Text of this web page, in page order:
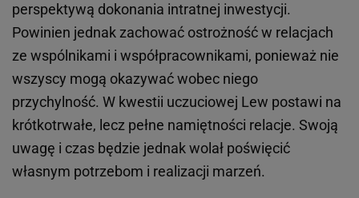
perspektywą dokonania intratnej inwestycji.
Powinien jednak zachować ostrożność w relacjach
ze wspólnikami i współpracownikami, ponieważ nie
wszyscy mogą okazywać wobec niego
przychylność. W kwestii uczuciowej Lew postawi na
krótkotrwałe, lecz pełne namiętności relacje. Swoją
uwagę i czas będzie jednak wolał poświęcić
własnym potrzebom i realizacji marzeń.